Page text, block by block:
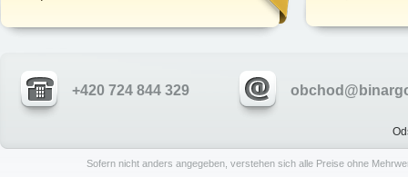
+420 724 844 329
Sofern nicht anders angegeben, verstehen sich alle Preise ohne